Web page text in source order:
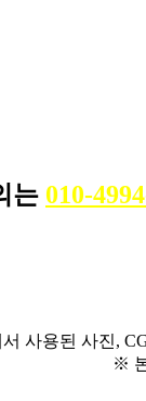
는 010-
사용된 사진,
※